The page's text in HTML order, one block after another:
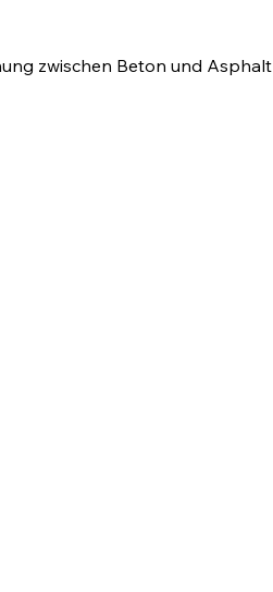
zwischen Beton und Asphalt